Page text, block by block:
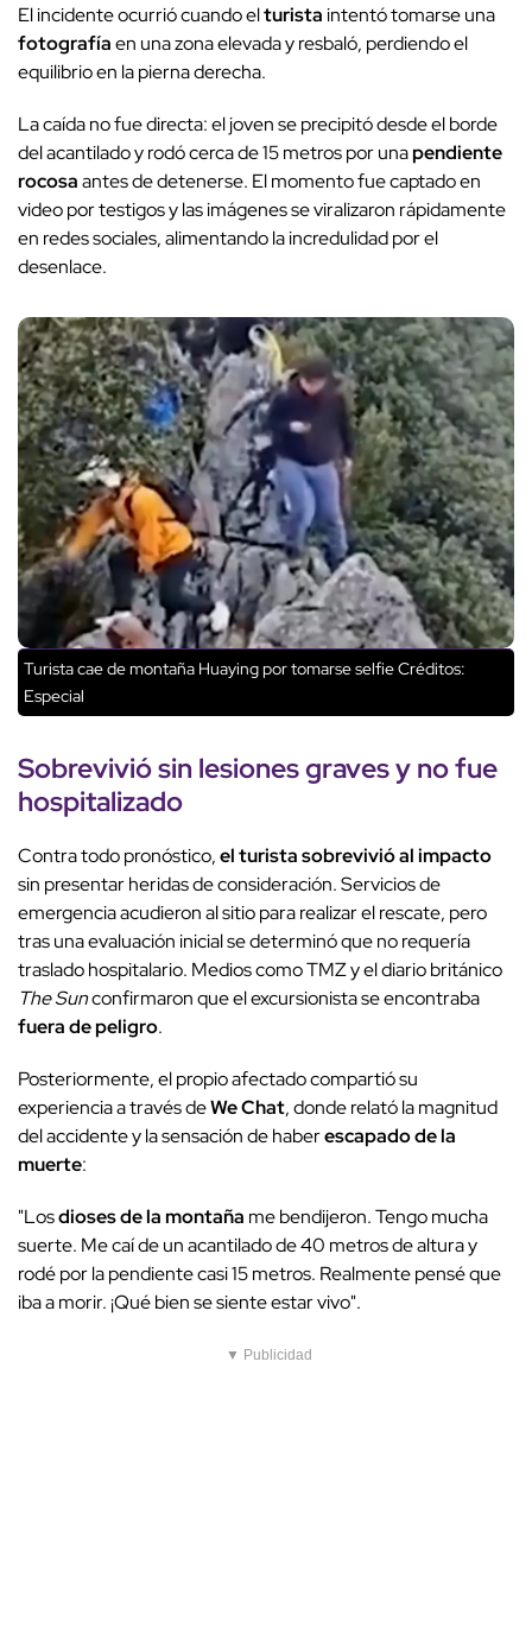
El incidente ocurrió cuando elturistaintentó tomarse una
fotografíaen una zona elevada y resbaló, perdiendo el
equilibrio en la pierna derecha.
La caída no fue directa: el joven se precipitó desde el borde
del acantilado y rodó cerca de 15 metros por unapendiente
rocosaantes de detenerse. El momento fue captado en
video por testigos y las imágenes se viralizaron rápidamente
en redes sociales, alimentando la incredulidad por el
desenlace.
Turista cae de montaña Huaying por tomarse selfieCréditos:
Especial
Sobrevivió sin lesiones graves y no fue
hospitalizado
Contra todo pronóstico,el turista sobrevivió al impacto
sin presentar heridas de consideración. Servicios de
emergencia acudieron al sitio para realizar el rescate, pero
tras una evaluación inicial se determinó que no requería
traslado hospitalario. Medios como TMZ y el diario británico
The Sunconfirmaron que el excursionista se encontraba
fuera de peligro.
Posteriormente, el propio afectado compartió su
experiencia a través deWe Chat, donde relató la magnitud
del accidente y la sensación de haberescapado de la
muerte:
"Losdioses de la montaña me bendijeron. Tengo mucha
suerte. Me caí de un acantilado de 40 metros de altura y
rodé por la pendiente casi 15 metros. Realmente pensé que
iba a morir. ¡Qué bien se siente estar vivo".
▼ Publicidad